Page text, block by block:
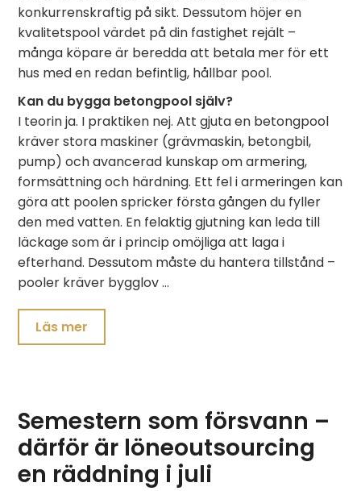
konkurrenskraftig på sikt. Dessutom höjer en
kvalitetspool värdet på din fastighet rejält –
många köpare är beredda att betala mer för ett
hus med en redan befintlig, hållbar pool.
Kan du bygga betongpool själv?
I teorin ja. I praktiken nej. Att gjuta en betongpool
kräver stora maskiner (grävmaskin, betongbil,
pump) och avancerad kunskap om armering,
formsättning och härdning. Ett fel i armeringen kan
göra att poolen spricker första gången du fyller
den med vatten. En felaktig gjutning kan leda till
läckage som är i princip omöjliga att laga i
efterhand. Dessutom måste du hantera tillstånd –
pooler kräver bygglov …
Läs mer
Semestern som försvann –
därför är löneoutsourcing
en räddning i juli